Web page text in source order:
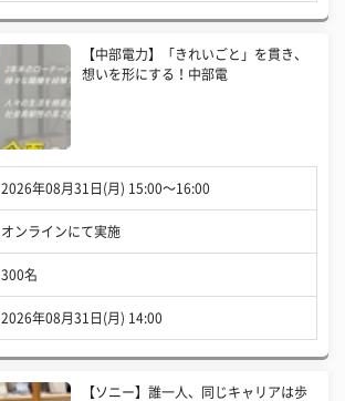
【中部電力】「きれいごと」を貫き、
想いを形にする！中部電
2026年08月31日(月) 15:00〜16:00
オンラインにて実施
300名
2026年08月31日(月) 14:00
【ソニー】誰一人、同じキャリアは歩